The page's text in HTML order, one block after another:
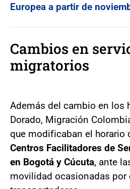
Europea a partir de
Cambios en
migratorios
Además del cambio en los
Dorado, Migración
que modificaban el horario
Centros Facilitadores de
en Bogotá y Cúcuta, ante
movilidad ocasionadas por